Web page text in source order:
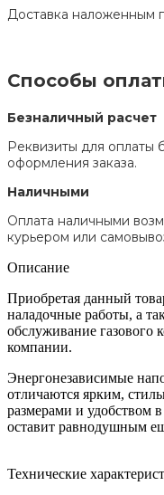
Доставка наложенным
Способы
Безналичный расчет
Реквизиты для оплаты
оформления заказа.
Наличными
Оплата наличными
курьером или
Описание
Приобретая данный
наладочные работы, а
обслуживание газового
компании.
Энергонезависимые
отличаются ярким,
размерами и удобством
оставит равнодушным
Технические